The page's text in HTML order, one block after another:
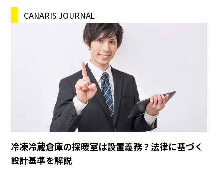
CANARIS JOURNAL
冷凍冷蔵倉庫の採暖室は設置義務？法律に基づく
設計基準を解説